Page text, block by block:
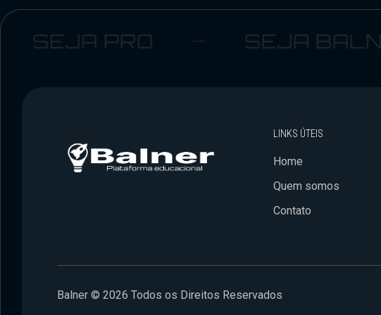
PRO SEJA BALNER
LINKS ÚTEIS
Home
Quem somos
Contato
Balner © 2026 Todos os Direitos Reservados